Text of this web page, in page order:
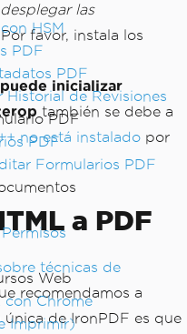
HSM
PDF
PDF
de Revisiones
PDF
PDF
Formularios PDF
Web
con Chrome
Imprimir)
las
Por favor, instala los
inicializar
también se debe a
no está instalado por
a PDF
técnicas de
recomendamos a
de IronPDF es que